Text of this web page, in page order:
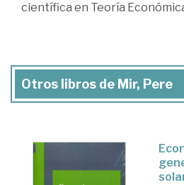
científica en Teoría
Otros libros de Mir, Pere